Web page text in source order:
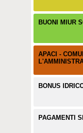
BUONI MIUR
APACI -
BONUS
PAGAMENTI